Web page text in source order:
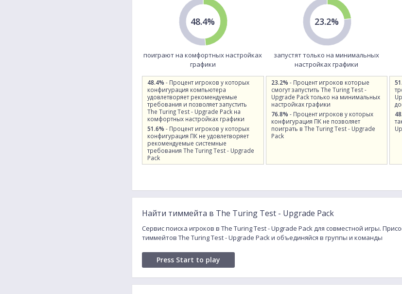
48.4%
поиграют на комфортных настройках
графики
48.4% - Процент игроков у которых
конфигурация компьютера
удовлетворяет рекомендуемые
требования и позволяет запустить
The Turing Test - Upgrade Pack на
комфортных настройках графики
51.6% - Процент игроков у которых
конфигурация ПК не удовлетворяет
рекомендуемые системные
требования The Turing Test - Upgrade
Pack
23.2%
запустят только на минимальных
настройках графики
23.2% - Процент игроков которые
смогут запустить The Turing Test -
Upgrade Pack только на минимальных
настройках графики
76.8% - Процент игроков у которых
конфигурация ПК не позволяет
поиграть в The Turing Test - Upgrade
Pack
Найти тиммейта в The Turing Test - Upgrade Pack
Сервис поиска игроков в The Turing Test - Upgrade Pack для совместной игры.
тиммейтов The Turing Test - Upgrade Pack и объединяйся в группы и команды
Press Start to play